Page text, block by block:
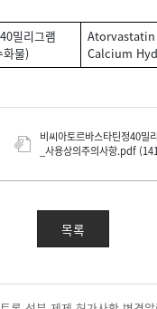
밀리그램
화물)
Atorvastatin
Calcium
비씨아토르바스타틴정40밀
_사용상의주의사항.pdf
목록